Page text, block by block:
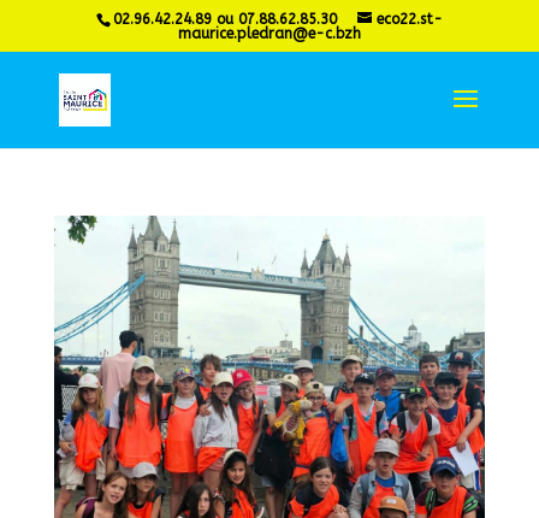
02.96.42.24.89 ou 07.88.62.85.30
eco22.st-
maurice.pledran@e-c.bzh